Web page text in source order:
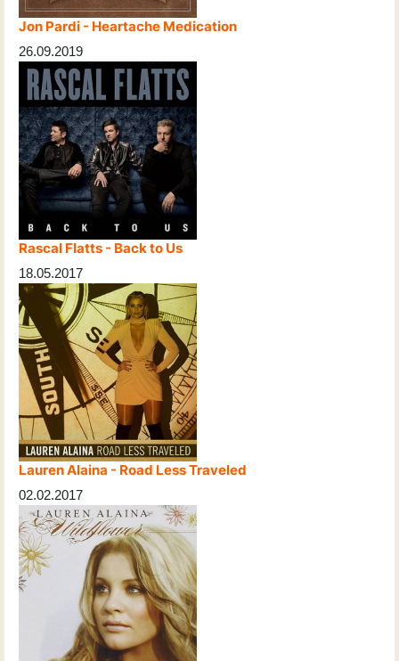
Jon Pardi - Heartache Medication
26.09.2019
Rascal Flatts - Back to Us
18.05.2017
Lauren Alaina - Road Less Traveled
02.02.2017